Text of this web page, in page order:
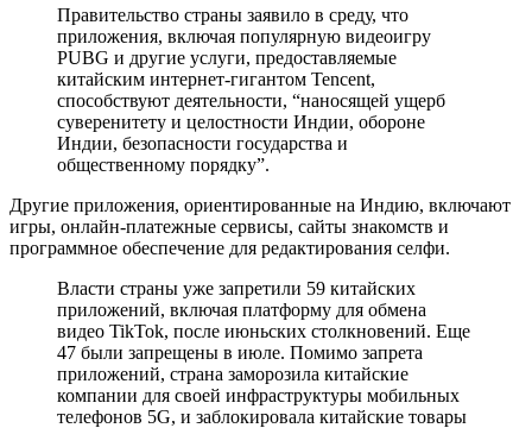
Правительство страны заявило в среду, что
приложения, включая популярную видеоигру
PUBG и другие услуги, предоставляемые
китайским интернет-гигантом Tencent,
способствуют деятельности, “наносящей ущерб
суверенитету и целостности Индии, обороне
Индии, безопасности государства и
общественному порядку”.
Другие приложения, ориентированные на Индию, включают
игры, онлайн-платежные сервисы, сайты знакомств и
программное обеспечение для редактирования селфи.
Власти страны уже запретили 59 китайских
приложений, включая платформу для обмена
видео TikTok, после июньских столкновений. Еще
47 были запрещены в июле. Помимо запрета
приложений, страна заморозила китайские
компании для своей инфраструктуры мобильных
телефонов 5G, и заблокировала китайские товары